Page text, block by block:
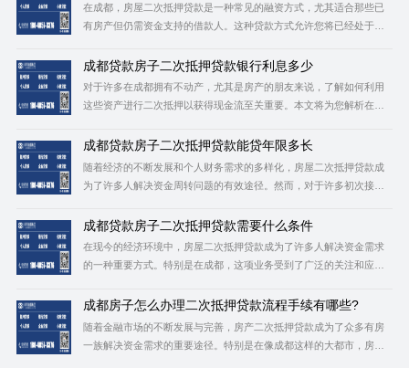
在成都，房屋二次抵押贷款是一种常见的融资方式，尤其适合那些已
有房产但仍需资金支持的借款人。这种贷款方式允许您将已经处于按
成都房屋二次抵押贷款的一些关键点：也可以在办理贷款前咨询成都
帮帮普惠，了解贷款信息。 1.贷款额度与计算
成都贷款房子二次抵押贷款银行利息多少
对于许多在成都拥有不动产，尤其是房产的朋友来说，了解如何利用
这些资产进行二次抵押以获得现金流至关重要。本文将为您解析在成
办理贷款前咨询成都帮帮普惠，了解贷款信息。 一、房屋二次抵押贷
成都贷款房子二次抵押贷款能贷年限多长
随着经济的不断发展和个人财务需求的多样化，房屋二次抵押贷款成
为了许多人解决资金周转问题的有效途径。然而，对于许多初次接触
键信息至关重要。本文将深入探讨成都地区房屋二次抵押贷款的相关
要点，特别是关于贷款年限的问题，帮助您做出更加明智的决策。也
成都贷款房子二次抵押贷款需要什么条件
在现今的经济环境中，房屋二次抵押贷款成为了许多人解决资金需求
的一种重要方式。特别是在成都，这项业务受到了广泛的关注和应
程，帮助您更好地了解这一金融工具及其应用。也可以在办理贷款前
成都房子怎么办理二次抵押贷款流程手续有哪些?
随着金融市场的不断发展与完善，房产二次抵押贷款成为了众多有房
一族解决资金需求的重要途径。特别是在像成都这样的大都市，房地